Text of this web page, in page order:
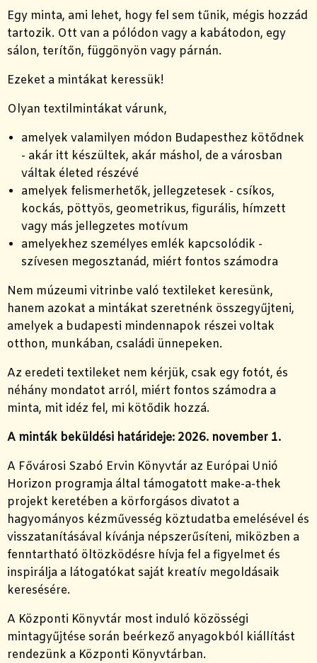
Egy minta, ami lehet, hogy fel sem tűnik, mégis hozzád
tartozik. Ott van a pólódon vagy a kabátodon, egy
sálon, terítőn, függönyön vagy párnán.
Ezeket a mintákat keressük!
Olyan textilmintákat várunk,
amelyek valamilyen módon Budapesthez kötődnek
- akár itt készültek, akár máshol, de a városban
váltak életed részévé
amelyek felismerhetők, jellegzetesek - csíkos,
kockás, pöttyös, geometrikus, figurális, hímzett
vagy más jellegzetes motívum
amelyekhez személyes emlék kapcsolódik -
szívesen megosztanád, miért fontos számodra
Nem múzeumi vitrinbe való textileket keresünk,
hanem azokat a mintákat szeretnénk összegyűjteni,
amelyek a budapesti mindennapok részei voltak
otthon, munkában, családi ünnepeken.
Az eredeti textileket nem kérjük, csak egy fotót, és
néhány mondatot arról, miért fontos számodra a
minta, mit idéz fel, mi kötődik hozzá.
A minták beküldési határideje: 2026. november 1.
A Fővárosi Szabó Ervin Könyvtár az Európai Unió
Horizon programja által támogatott make-a-thek
projekt keretében a körforgásos divatot a
hagyományos kézművesség köztudatba emelésével és
visszatanításával kívánja népszerűsíteni, miközben a
fenntartható öltözködésre hívja fel a figyelmet és
inspirálja a látogatókat saját kreatív megoldásaik
keresésére.
A Központi Könyvtár most induló közösségi
mintagyűjtése során beérkező anyagokból kiállítást
rendezünk a Központi Könyvtárban.